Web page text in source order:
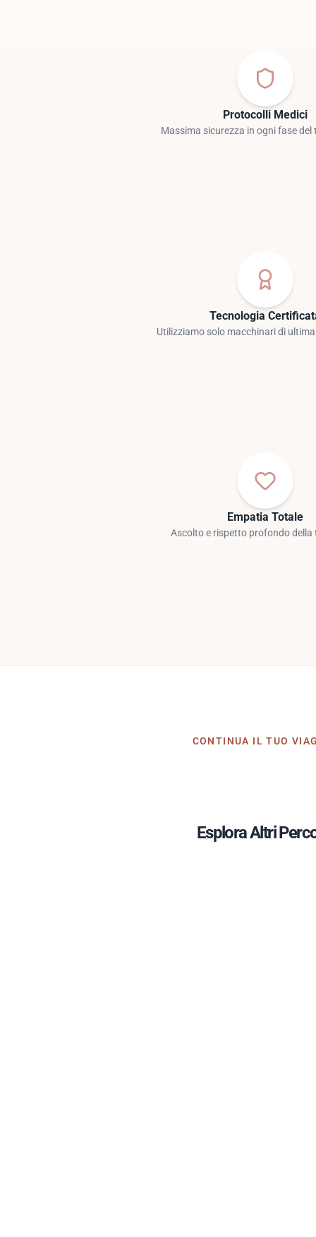
Protocolli Medici
Massima sicurezza in ogni fase
Tecnologia
Utilizziamo solo macchinari di
Empatia Totale
Ascolto e rispetto profondo
CONTINUA IL TUO
Esplora Altri